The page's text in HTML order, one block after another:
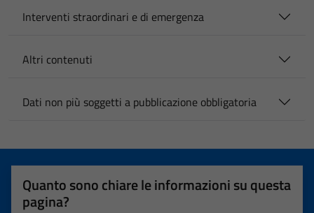
Interventi straordinari e di emergenza
Altri contenuti
Dati non più soggetti a pubblicazione obbligatoria
Quanto sono chiare le informazioni su questa
pagina?